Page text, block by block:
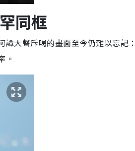
同框
譚大聲斥喝的畫面至今仍難以忘記
。